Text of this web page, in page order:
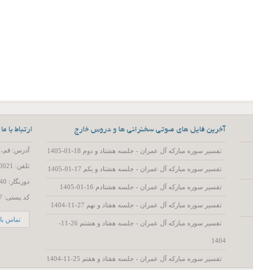
آخرین فایل های صوتی سخنرانی ها و دروس خارج
تفسیر سوره مبارکه آل عمران - جلسه هشتاد و دوم 18-01-1405
تفسیر سوره مبارکه آل عمران - جلسه هشتاد و یکم 17-01-1405
تفسیر سوره مبارکه آل عمران - جلسه هشتادم 16-01-1405
تفسیر سوره مبارکه آل عمران - جلسه هفتاد و نهم 27-11-1404
تفسیر سوره مبارکه آل عمران - جلسه هفتاد و هشتم 26-11-
1404
تفسیر سوره مبارکه آل عمران - جلسه هفتاد و هفتم 25-11-1404
ارتباط با ما
آدرس: قم، 55 متری عمار یاسر، کوچه 15،
تلفن: 02537720021
دورنگار: 02537719740
کد پستی: 3714786557
تماس